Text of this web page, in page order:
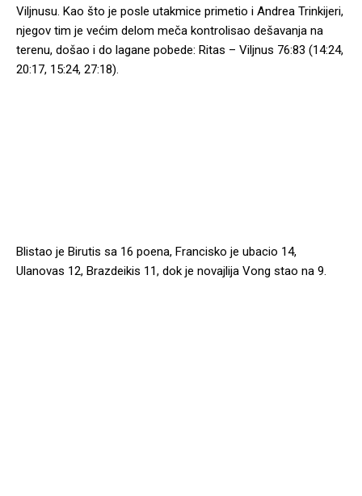
Viljnusu. Kao što je posle utakmice primetio i Andrea Trinkijeri,
njegov tim je većim delom meča kontrolisao dešavanja na
terenu, došao i do lagane pobede: Ritas – Viljnus 76:83 (14:24,
20:17, 15:24, 27:18).
Blistao je Birutis sa 16 poena, Francisko je ubacio 14,
Ulanovas 12, Brazdeikis 11, dok je novajlija Vong stao na 9.